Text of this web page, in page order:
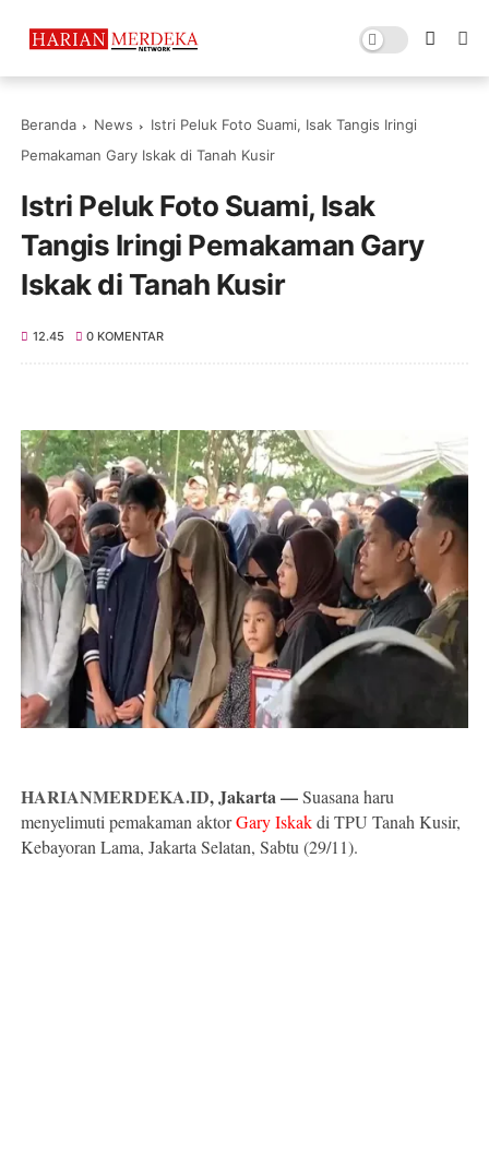
Beranda News
Istri Peluk Foto Suami, Isak Tangis Iringi
Pemakaman Gary Iskak di Tanah Kusir
Istri Peluk Foto Suami, Isak
Tangis Iringi Pemakaman Gary
Iskak di Tanah Kusir
12.45 0 KOMENTAR
HARIANMERDEKA.ID, Jakarta —Suasana haru
menyelimuti pemakaman aktorGary Iskakdi TPU Tanah Kusir,
Kebayoran Lama, Jakarta Selatan, Sabtu (29/11).